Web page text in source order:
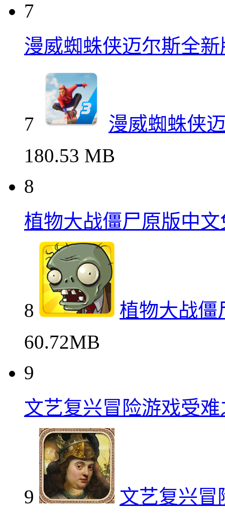
7
漫威蜘蛛侠迈尔斯全
7
漫威蜘蛛侠
180.53 MB
8
植物大战僵尸原版中
8
植物大战僵
60.72MB
9
文艺复兴冒险游戏受
9
文艺复兴冒